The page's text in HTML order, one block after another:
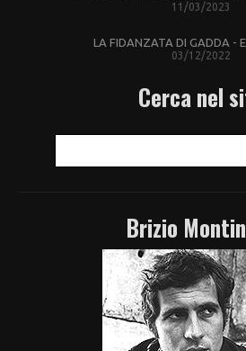
11/03/2023
LA FIDANZATA DI GADDA -
03/12/2022
Cerca nel
Brizio